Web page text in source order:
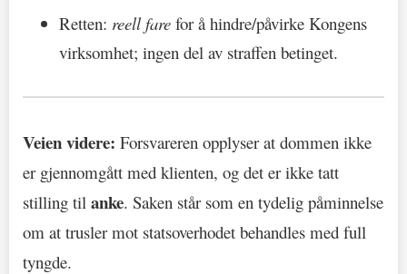
Retten: reell fare for å hindre/påvirke Kongens
virksomhet; ingen del av straffen betinget.
Veien videre: Forsvareren opplyser at dommen ikke
er gjennomgått med klienten, og det er ikke tatt
stilling til anke. Saken står som en tydelig påminnelse
om at trusler mot statsoverhodet behandles med full
tyngde.